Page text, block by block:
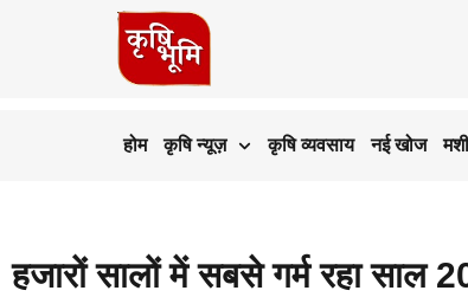
होम कृषि न्यूज़ कृषि व्यवसाय नई खोज
हजारों सालों में सबसे गर्म रहा